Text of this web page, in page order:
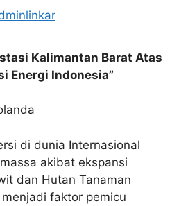
Kalimantan Barat Atas
Energi Indonesia”
di dunia Internasional
akibat ekspansi
dan Hutan Tanaman
faktor pemicu